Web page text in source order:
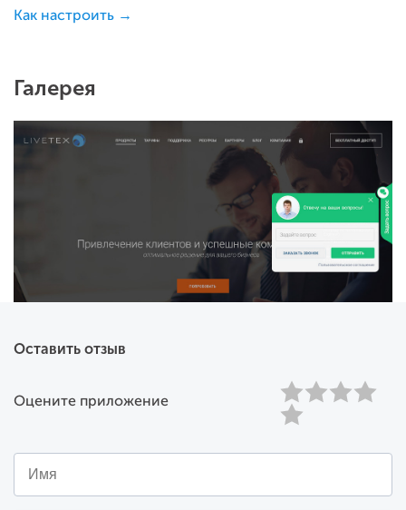
просматриваемый товар,
длительность сессии,
Как настроить →
Галерея
Оставить отзыв
Оцените приложение